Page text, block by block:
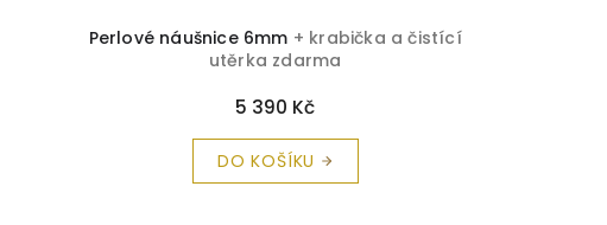
Perlové náušnice 6mm + krabička a čistící
utěrka zdarma
5 390 Kč
DO KOŠÍKU